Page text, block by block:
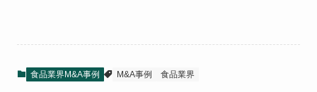
食品業界M&A事例 M&A事例 食品業界